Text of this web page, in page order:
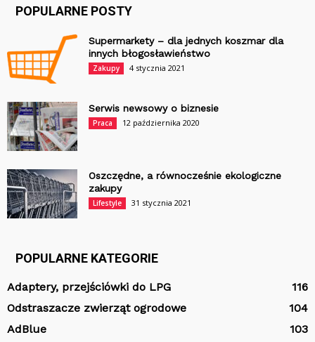
POPULARNE POSTY
Supermarkety – dla jednych koszmar dla
innych błogosławieństwo
Zakupy 4 stycznia 2021
Serwis newsowy o biznesie
Praca 12 października 2020
Oszczędne, a równocześnie ekologiczne
zakupy
Lifestyle 31 stycznia 2021
POPULARNE KATEGORIE
Adaptery, przejściówki do LPG
116
Odstraszacze zwierząt ogrodowe
104
AdBlue
103